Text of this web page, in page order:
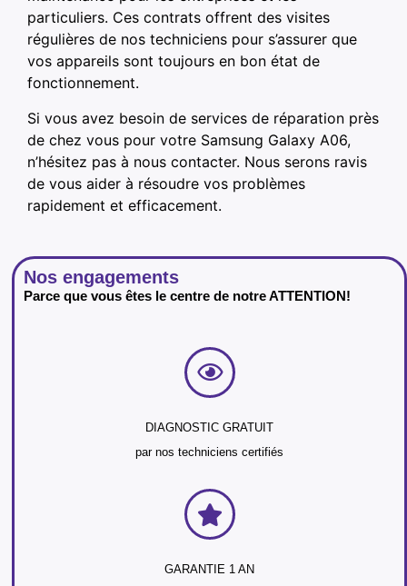
particuliers. Ces contrats offrent des visites
régulières de nos techniciens pour s’assurer que
vos appareils sont toujours en bon état de
fonctionnement.
Si vous avez besoin de services de réparation près
de chez vous pour votre Samsung Galaxy A06,
n’hésitez pas à nous contacter. Nous serons ravis
de vous aider à résoudre vos problèmes
rapidement et efficacement.
Nos engagements
Parce que vous êtes le centre de notre ATTENTION!
DIAGNOSTIC GRATUIT
par nos techniciens certifiés
GARANTIE 1 AN